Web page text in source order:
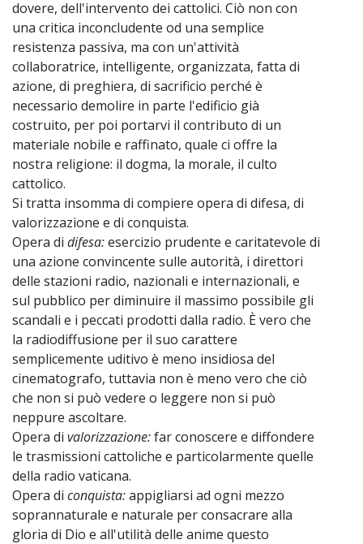
dovere, dell'intervento dei cattolici. Ciò non con
una critica inconcludente od una semplice
resistenza passiva, ma con un'attività
collaboratrice, intelligente, organizzata, fatta di
azione, di preghiera, di sacrificio perché è
necessario demolire in parte l'edificio già
costruito, per poi portarvi il contributo di un
materiale nobile e raffinato, quale ci offre la
nostra religione: il dogma, la morale, il culto
cattolico.
Si tratta insomma di compiere opera di difesa, di
valorizzazione e di conquista.
Opera di difesa:esercizio prudente e caritatevole di
una azione convincente sulle autorità, i direttori
delle stazioni radio, nazionali e internazionali, e
sul pubblico per diminuire il massimo possibile gli
scandali e i peccati prodotti dalla radio. È vero che
la radiodiffusione per il suo carattere
semplicemente uditivo è meno insidiosa del
cinematografo, tuttavia non è meno vero che ciò
che non si può vedere o leggere non si può
neppure ascoltare.
Opera di valorizzazione:far conoscere e diffondere
le trasmissioni cattoliche e particolarmente quelle
della radio vaticana.
Opera di conquista:appigliarsi ad ogni mezzo
soprannaturale e naturale per consacrare alla
gloria di Dio e all'utilità delle anime questo